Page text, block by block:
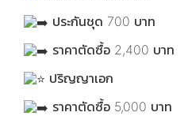
ประกันชุด 700 บาท
ราคาตัดซื้อ 2,400 บาท
ปริญญาเอก
ราคาตัดซื้อ 5,000 บาท